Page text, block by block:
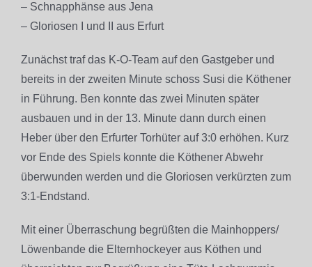
– Schnapphänse aus Jena
– Gloriosen I und II aus Erfurt
Zunächst traf das K-O-Team auf den Gastgeber und
bereits in der zweiten Minute schoss Susi die Köthener
in Führung. Ben konnte das zwei Minuten später
ausbauen und in der 13. Minute dann durch einen
Heber über den Erfurter Torhüter auf 3:0 erhöhen. Kurz
vor Ende des Spiels konnte die Köthener Abwehr
überwunden werden und die Gloriosen verkürzten zum
3:1-Endstand.
Mit einer Überraschung begrüßten die Mainhoppers/
Löwenbande die Elternhockeyer aus Köthen und